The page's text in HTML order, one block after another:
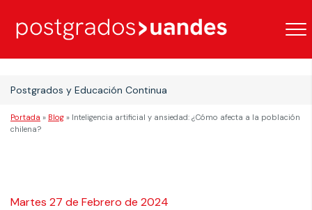
Postgrados y Educación Continua
Portada » Blog » Inteligencia artificial y ansiedad: ¿Cómo afecta a la población
chilena?
Martes 27 de Febrero de 2024